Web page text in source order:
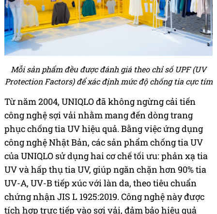
Mỗi sản phẩm đều được đánh giá theo chỉ số UPF (UV
Protection Factors) để xác định mức độ chống tia cực tím
Từ năm 2004, UNIQLO đã không ngừng cải tiến
công nghệ sợi vải nhằm mang đến dòng trang
phục chống tia UV hiệu quả. Bằng việc ứng dụng
công nghệ Nhật Bản, các sản phẩm chống tia UV
của UNIQLO sử dụng hai cơ chế tối ưu: phản xạ tia
UV và hấp thụ tia UV, giúp ngăn chặn hơn 90% tia
UV-A, UV-B tiếp xúc với làn da, theo tiêu chuẩn
chứng nhận JIS L 1925:2019. Công nghệ này được
tích hợp trực tiếp vào sợi vải, đảm bảo hiệu quả